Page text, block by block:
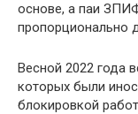
основе, а паи
пропорционально
Весной 2022 года
которых были
блокировкой